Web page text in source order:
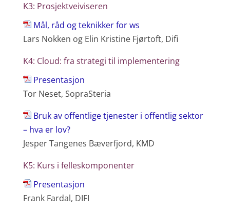
K3: Prosjektveiviseren
Mål, råd og teknikker for ws
Lars Nokken og Elin Kristine Fjørtoft, Difi
K4: Cloud: fra strategi til implementering
Presentasjon
Tor Neset, SopraSteria
Bruk av offentlige tjenester i offentlig sektor
– hva er lov?
Jesper Tangenes Bæverfjord, KMD
K5: Kurs i felleskomponenter
Presentasjon
Frank Fardal, DIFI